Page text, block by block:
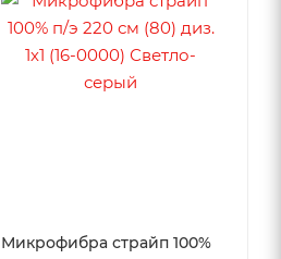
Микрофибра страйп 100%